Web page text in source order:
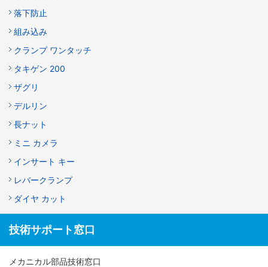
落下防止
組み込み
クランプ ワンタッチ
タキゲン 200
ザグリ
デルリン
長ナット
ミニ カメラ
インサート キー
レバークランプ
ダイヤ カット
技術サポート窓口
メカニカル部品技術窓口